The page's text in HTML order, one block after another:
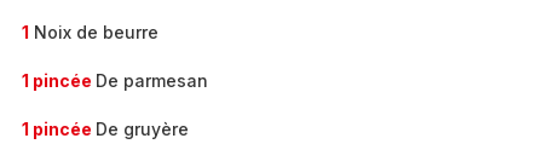
1 Noix de beurre
1 pincée De parmesan
1 pincée De gruyère